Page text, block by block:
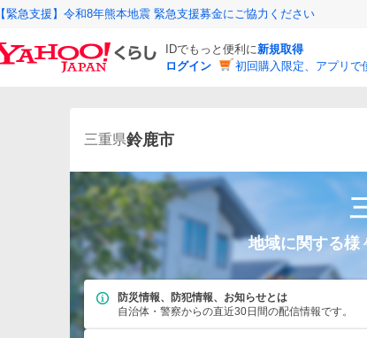
【緊急支援】令和8年熊本地震 緊急支援募金にご協力ください
IDでもっと便利に新規取得
ログイン
初回購入限定、アプリで
三重県鈴鹿市
地域に関する様
防災情報、防犯情報、お知らせとは
自治体・警察からの直近30日間の配信情報です。